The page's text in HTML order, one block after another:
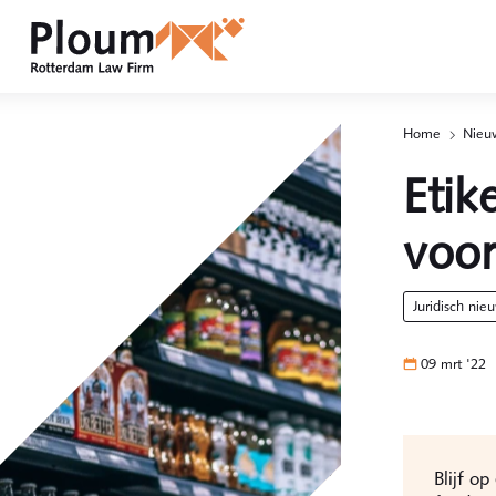
p
g
Home
juridisch
09 mrt '22
Blijf op